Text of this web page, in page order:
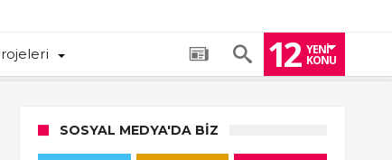
12 YENI
KONU
SOSYAL MEDYA'DA BIZ